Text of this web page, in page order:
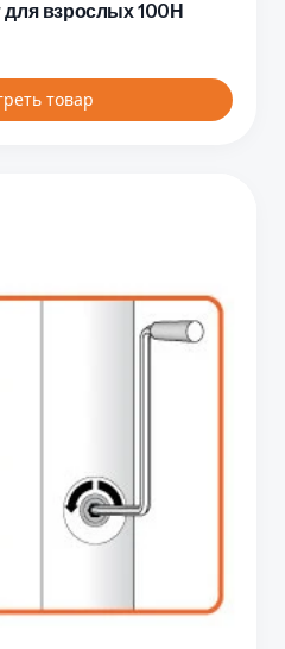
взрослых 100Н
товар